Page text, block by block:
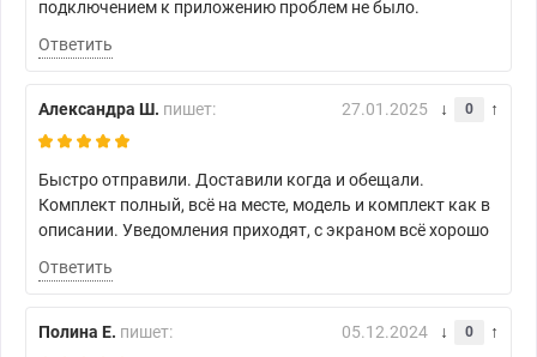
подключением к приложению проблем не было.
Ответить
Александра Ш. пишет: 27.01.2025 0
Быстро отправили. Доставили когда и обещали.
Комплект полный, всё на месте, модель и комплект как в
описании. Уведомления приходят, с экраном всё хорошо
Ответить
Полина Е. пишет: 05.12.2024 0